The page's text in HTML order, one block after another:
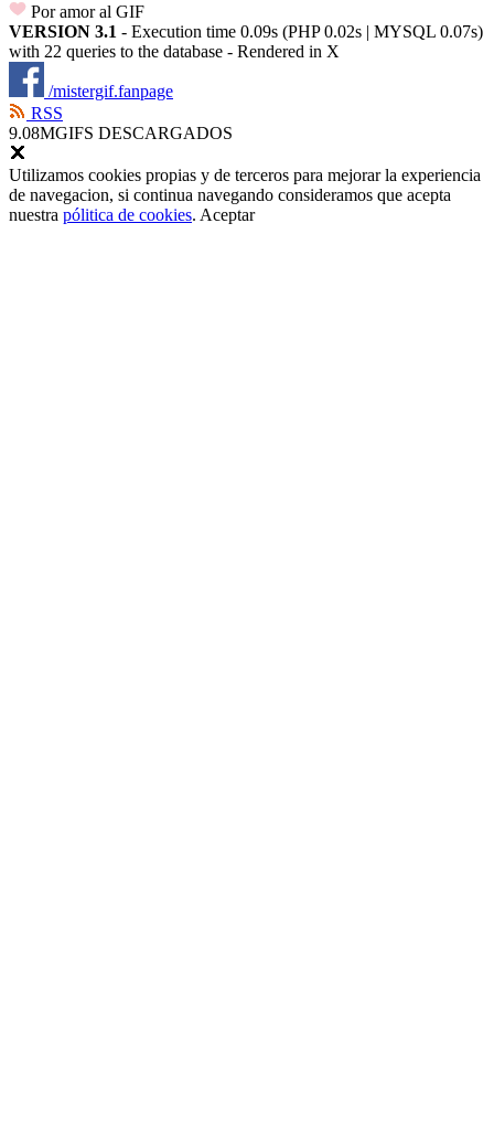
Por amor al GIF
VERSION 3.1 - Execution time 0.09s (PHP 0.02s | MYSQL 0.07s)
with 22 queries to the database - Rendered in X
/mistergif.fanpage
RSS
9.08MGIFS DESCARGADOS
Utilizamos cookies propias y de terceros para mejorar la experiencia
de navegacion, si continua navegando consideramos que acepta
nuestra pólitica de cookies. Aceptar